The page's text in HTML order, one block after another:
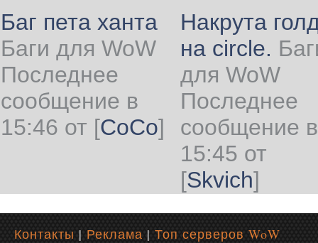
Баг пета ханта
Баги для WoW
Последнее
сообщение в
15:46 от [CoCo]
Накрута
на circle.
для WoW
Последнее
сообщение в
15:45 от
[Skvich]
Контакты | Реклама | Топ серверов WoW